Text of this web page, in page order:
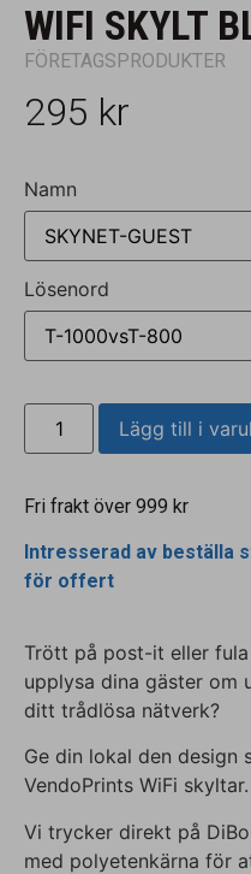
WIFI SKYLT
FÖRETAGSPRODUKTER
295 kr
Namn
Lösenord
Lägg till i
Fri frakt över 999 kr
Intresserad av beställa
för offert
Trött på post-it eller
upplysa dina gäster
ditt trådlösa nätverk?
Ge din lokal den design
VendoPrints WiFi skyltar.
Vi trycker direkt på
med polyetenkärna för